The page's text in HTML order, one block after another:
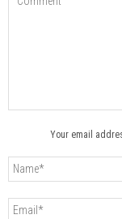
Your email